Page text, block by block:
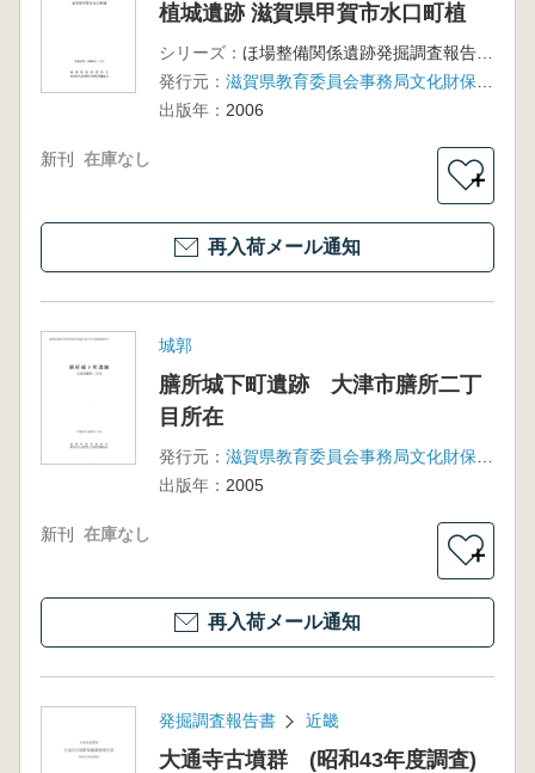
植城遺跡 滋賀県甲賀市水口町植
シリーズ：
ほ場整備関係遺跡発掘調査報告書33-2
発行元：
出版年： 2006
新刊 在庫なし
＋
再入荷メール通知
城郭
膳所城下町遺跡 大津市膳所二丁
目所在
発行元：
出版年： 2005
新刊 在庫なし
＋
再入荷メール通知
発掘調査報告書 近畿
大通寺古墳群 (昭和43年度調査)